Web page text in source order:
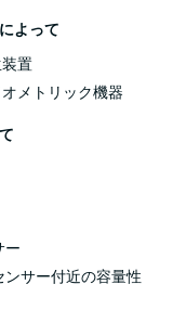
よって
置
メトリック機器
ー
ンサー付近の容量性